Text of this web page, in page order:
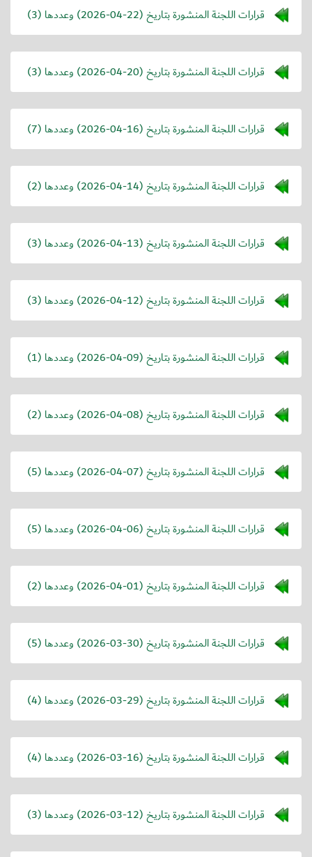
قرارات اللجنة المنشورة بتاريخ (2026-04-22) وعددها (3)
قرارات اللجنة المنشورة بتاريخ (2026-04-20) وعددها (3)
قرارات اللجنة المنشورة بتاريخ (2026-04-16) وعددها (7)
قرارات اللجنة المنشورة بتاريخ (2026-04-14) وعددها (2)
قرارات اللجنة المنشورة بتاريخ (2026-04-13) وعددها (3)
قرارات اللجنة المنشورة بتاريخ (2026-04-12) وعددها (3)
قرارات اللجنة المنشورة بتاريخ (2026-04-09) وعددها (1)
قرارات اللجنة المنشورة بتاريخ (2026-04-08) وعددها (2)
قرارات اللجنة المنشورة بتاريخ (2026-04-07) وعددها (5)
قرارات اللجنة المنشورة بتاريخ (2026-04-06) وعددها (5)
قرارات اللجنة المنشورة بتاريخ (2026-04-01) وعددها (2)
قرارات اللجنة المنشورة بتاريخ (2026-03-30) وعددها (5)
قرارات اللجنة المنشورة بتاريخ (2026-03-29) وعددها (4)
قرارات اللجنة المنشورة بتاريخ (2026-03-16) وعددها (4)
قرارات اللجنة المنشورة بتاريخ (2026-03-12) وعددها (3)